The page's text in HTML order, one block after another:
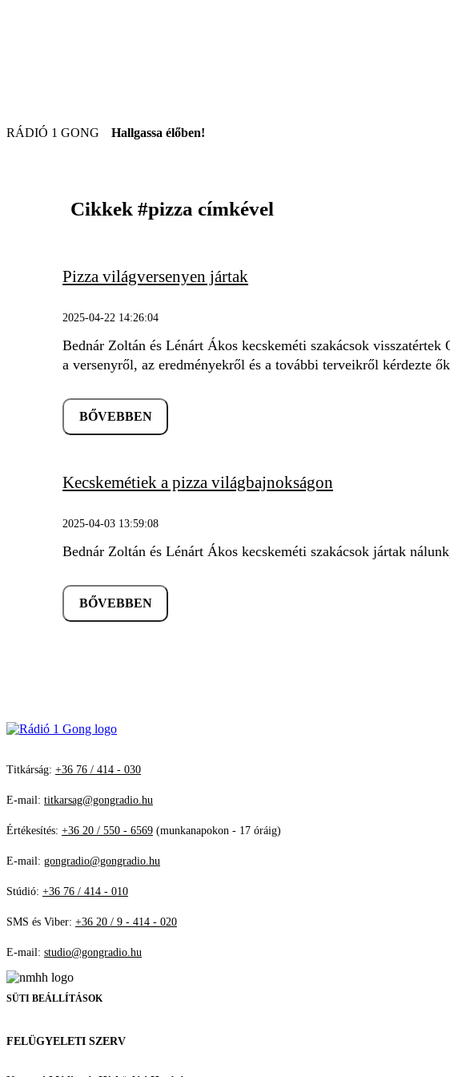
RÁDIÓ 1 GONG Hallgassa élőben!
Cikkek #pizza címkével
Pizza világversenyen jártak
2025-04-22 14:26:04
Bednár Zoltán és Lénárt Ákos kecskeméti szakácsok
a versenyről, az eredményekről és a további terveikről kérdezte
BŐVEBBEN
Kecskemétiek a pizza világbajnokságon
2025-04-03 13:59:08
Bednár Zoltán és Lénárt Ákos kecskeméti szakácsok jártak
BŐVEBBEN
Titkárság: +36 76 / 414 - 030
E-mail: titkarsag@gongradio.hu
Értékesítés: +36 20 / 550 - 6569 (munkanapokon - 17 óráig)
E-mail: gongradio@gongradio.hu
Stúdió: +36 76 / 414 - 010
SMS és Viber: +36 20 / 9 - 414 - 020
E-mail: studio@gongradio.hu
SÜTI BEÁLLÍTÁSOK
FELÜGYELETI SZERV